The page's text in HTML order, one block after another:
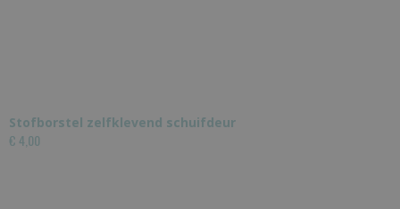
Stofborstel zelfklevend schuifdeur
€ 4,00